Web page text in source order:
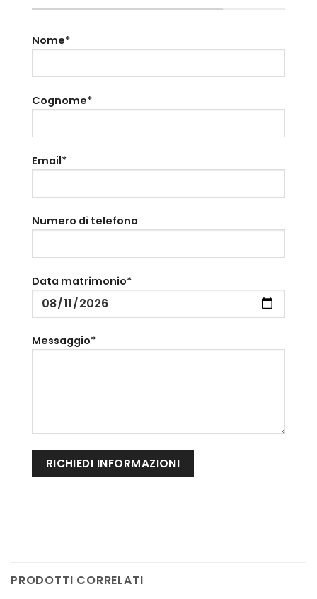
Nome*
Cognome*
Email*
Numero di telefono
Data matrimonio*
Messaggio*
PRODOTTI CORRELATI